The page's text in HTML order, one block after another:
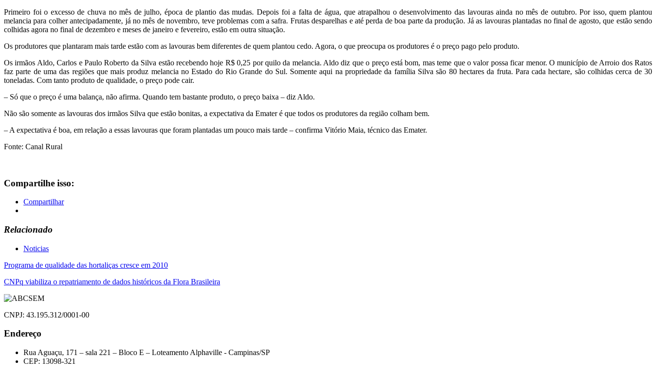
Primeiro foi o excesso de chuva no mês de julho, época de plantio das mudas. Depois foi a falta de água, que atrapalhou o desenvolvimento das lavouras ainda no mês de outubro. Por isso, quem plantou
melancia para colher antecipadamente, já no mês de novembro, teve problemas com a safra. Frutas desparelhas e até perda de boa parte da produção. Já as lavouras plantadas no final de agosto, que estão sendo
colhidas agora no final de dezembro e meses de janeiro e fevereiro, estão em outra situação.
Os produtores que plantaram mais tarde estão com as lavouras bem diferentes de quem plantou cedo. Agora, o que preocupa os produtores é o preço pago pelo produto.
Os irmãos Aldo, Carlos e Paulo Roberto da Silva estão recebendo hoje R$ 0,25 por quilo da melancia. Aldo diz que o preço está bom, mas teme que o valor possa ficar menor. O município de Arroio dos Ratos
faz parte de uma das regiões que mais produz melancia no Estado do Rio Grande do Sul. Somente aqui na propriedade da família Silva são 80 hectares da fruta. Para cada hectare, são colhidas cerca de 30
toneladas. Com tanto produto de qualidade, o preço pode cair.
– Só que o preço é uma balança, não afirma. Quando tem bastante produto, o preço baixa – diz Aldo.
Não são somente as lavouras dos irmãos Silva que estão bonitas, a expectativa da Emater é que todos os produtores da região colham bem.
– A expectativa é boa, em relação a essas lavouras que foram plantadas um pouco mais tarde – confirma Vitório Maia, técnico das Emater.
Fonte: Canal Rural
Compartilhe isso:
Compartilhar
Relacionado
Noticias
Navegação
de
Post
Programa de qualidade das hortaliças cresce em 2010
CNPq viabiliza o repatriamento de dados históricos da Flora Brasileira
CNPJ: 43.195.312/0001-00
Endereço
Rua Aguaçu, 171 – sala 221 – Bloco E – Loteamento Alphaville - Campinas/SP
CEP: 13098-321